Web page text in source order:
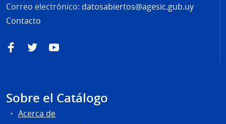
Correo electrónico: datosabiertos@agesic.gub.uy
Contacto
FacebookTwitterYouTube
Sobre el Catálogo
Acerca de